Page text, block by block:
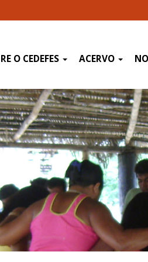
O CEDEFES ACERVO